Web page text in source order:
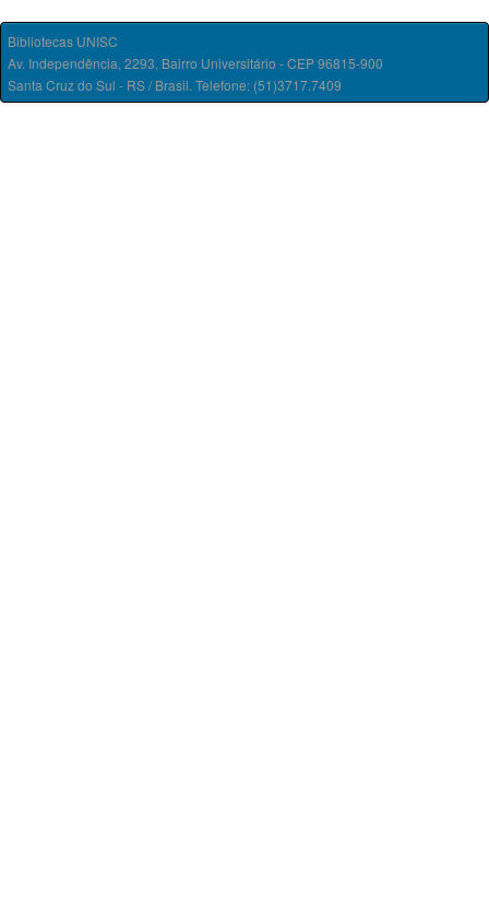
Bibliotecas UNISC
Av. Independência, 2293, Bairro Universitário - CEP 96815-900
Santa Cruz do Sul - RS / Brasil. Telefone: (51)3717.7409